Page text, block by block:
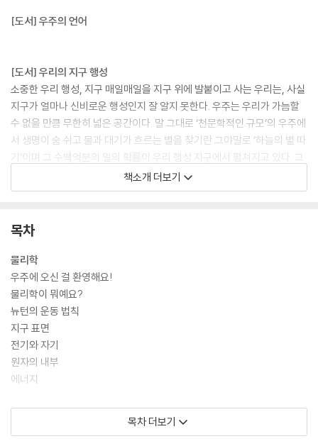
[도서] 우주의 언어
[도서] 우리의 지구 행성
소중한 우리 행성, 지구 매일매일을 지구 위에 발붙이고 사는 우리는, 사실
지구가 얼마나 신비로운 행성인지 잘 알지 못한다. 우주는 우리가 가늠할
수 없을 만큼 무한히 넓은 공간이다. 말 그대로 ‘천문학적인 규모’의 우주에
서 생명이 숨 쉬고 물과 대기가 흐르는 별을 찾기란 그야말로 ‘하늘의 별 따
기’이며 그 수백억분의 일의 확률이 우리 행성 지구에서 펼쳐지고 있다. 그
렇다면 우리는 지구라는 별에 대해 얼마나 알고 있을까? 이번에 출간되는
『우리의 지구 행성』은 지구의 가장 깊은 핵과 해저 세계부터 높은 산 꼭대
것을 담고 있다. 유명한 가요의 노랫말과 같이, 우리는 아이들과 미래의 후
책소개 더보기
목차
물리학
우주에 오신 걸 환영해요!
물리학이 뭐예요?
뉴턴의 운동 법칙
지구 표면
전기와 자기
원자의 내부
에너지
소리
목차 더보기